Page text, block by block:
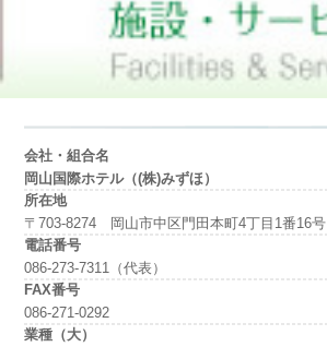
会社・組合名
岡山国際ホテル（(株)みずほ）
所在地
〒703-8274 岡山市中区門田本町4丁目1番16号
電話番号
086-273-7311（代表）
FAX番号
086-271-0292
業種（大）